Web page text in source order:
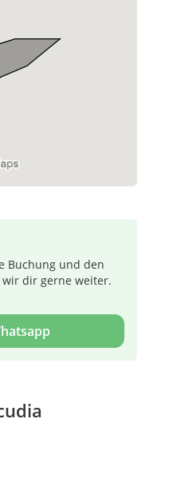
Buchung und den
dir gerne weiter.